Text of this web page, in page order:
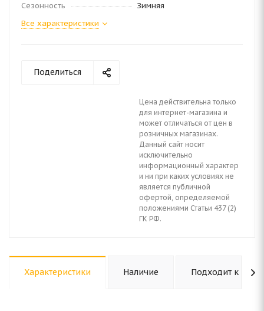
Сезонность
Зимняя
Все характеристики
Поделиться
Цена действительна только
для интернет-магазина и
может отличаться от цен в
розничных магазинах.
Данный сайт носит
исключительно
информационный характер
и ни при каких условиях не
является публичной
офертой, определяемой
положениями Статьи 437 (2)
ГК РФ.
Характеристики Наличие Подходит к авто